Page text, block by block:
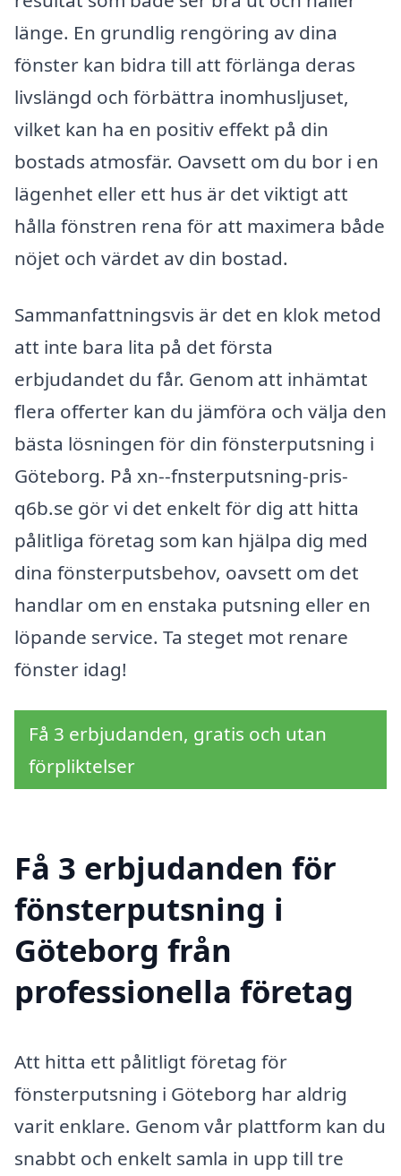
länge. En grundlig rengöring av dina
fönster kan bidra till att förlänga deras
livslängd och förbättra inomhusljuset,
vilket kan ha en positiv effekt på din
bostads atmosfär. Oavsett om du bor i en
lägenhet eller ett hus är det viktigt att
hålla fönstren rena för att maximera både
nöjet och värdet av din bostad.
Sammanfattningsvis är det en klok metod
att inte bara lita på det första
erbjudandet du får. Genom att inhämtat
flera offerter kan du jämföra och välja den
bästa lösningen för din fönsterputsning i
Göteborg. På xn--fnsterputsning-pris-
q6b.se gör vi det enkelt för dig att hitta
pålitliga företag som kan hjälpa dig med
dina fönsterputsbehov, oavsett om det
handlar om en enstaka putsning eller en
löpande service. Ta steget mot renare
fönster idag!
Få 3 erbjudanden, gratis och utan
förpliktelser
Få 3 erbjudanden för
fönsterputsning i
Göteborg från
professionella företag
Att hitta ett pålitligt företag för
fönsterputsning i Göteborg har aldrig
varit enklare. Genom vår plattform kan du
snabbt och enkelt samla in upp till tre